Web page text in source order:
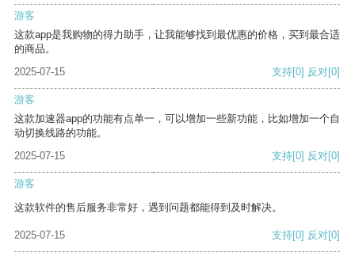
游客
这款app是我购物的得力助手，让我能够找到最优惠的价格，买到最合适
的商品。
2025-07-15
支持[0] 反对[0]
游客
这款加速器app的功能有点单一，可以增加一些新功能，比如增加一个自
动切换线路的功能。
2025-07-15
支持[0] 反对[0]
游客
这款软件的售后服务非常好，遇到问题都能得到及时解决。
2025-07-15 支持[0] 反对[0]